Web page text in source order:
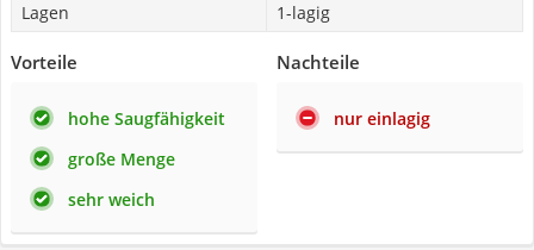
Lagen 1-lagig
Vorteile
hohe Saugfähigkeit
große Menge
sehr weich
Nachteile
nur einlagig